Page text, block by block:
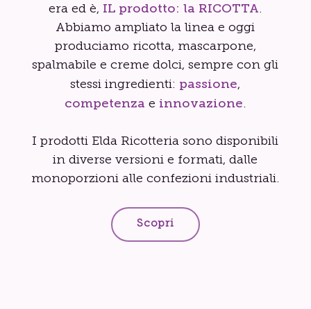
era ed è, IL prodotto: la RICOTTA.
Abbiamo ampliato la linea e oggi
produciamo ricotta, mascarpone,
spalmabile e creme dolci, sempre con gli
stessi ingredienti: passione,
competenza e innovazione.
I prodotti Elda Ricotteria sono disponibili
in diverse versioni e formati, dalle
monoporzioni alle confezioni industriali.
Scopri